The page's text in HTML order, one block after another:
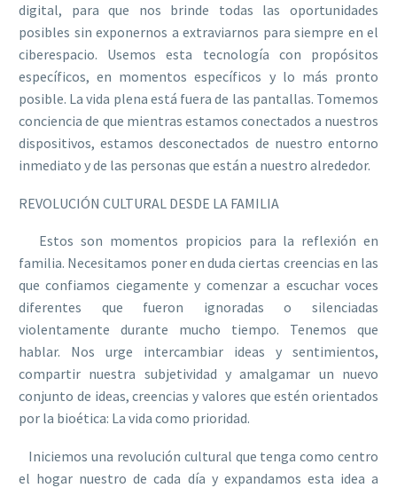
digital, para que nos brinde todas las oportunidades
posibles sin exponernos a extraviarnos para siempre en el
ciberespacio. Usemos esta tecnología con propósitos
específicos, en momentos específicos y lo más pronto
posible. La vida plena está fuera de las pantallas. Tomemos
conciencia de que mientras estamos conectados a nuestros
dispositivos, estamos desconectados de nuestro entorno
inmediato y de las personas que están a nuestro alrededor.
REVOLUCIÓN CULTURAL DESDE LA FAMILIA
Estos son momentos propicios para la reflexión en
familia. Necesitamos poner en duda ciertas creencias en las
que confiamos ciegamente y comenzar a escuchar voces
diferentes que fueron ignoradas o silenciadas
violentamente durante mucho tiempo. Tenemos que
hablar. Nos urge intercambiar ideas y sentimientos,
compartir nuestra subjetividad y amalgamar un nuevo
conjunto de ideas, creencias y valores que estén orientados
por la bioética: La vida como prioridad.
Iniciemos una revolución cultural que tenga como centro
el hogar nuestro de cada día y expandamos esta idea a